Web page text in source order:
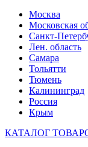
Москва
Московская
Санкт-
Лен. область
Самара
Тольятти
Тюмень
Калининград
Россия
Крым
КАТАЛОГ